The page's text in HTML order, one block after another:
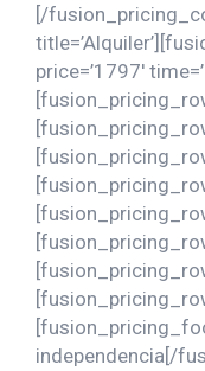
[/
price=’1797′
independencia[/